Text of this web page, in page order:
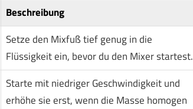
Beschreibung
Setze den Mixfuß tief genug in die
Flüssigkeit ein, bevor du den Mixer startest.
Starte mit niedriger Geschwindigkeit und
erhöhe sie erst, wenn die Masse homogen